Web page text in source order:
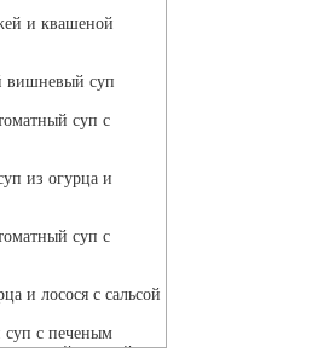
и квашеной
вишневый суп
суп с
из огурца и
суп с
и лосося с сальсой
с печеным
сальсой